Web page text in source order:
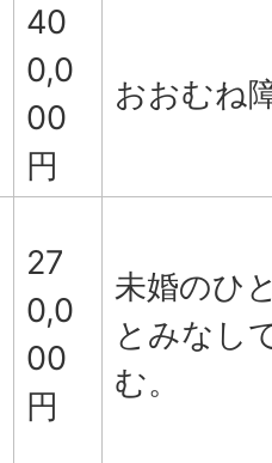
40
0,0
00
円
おおむね
27
0,0
00
円
未婚のひ
とみなし
む。